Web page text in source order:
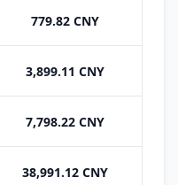
779.82 CNY
3,899.11 CNY
7,798.22 CNY
38,991.12 CNY